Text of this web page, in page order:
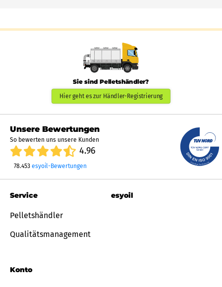
Sie sind Pelletshändler?
Hier geht es zur Händler-Registrierung
Unsere Bewertungen
So bewerten uns unsere Kunden
4.96
78.453 esyoil-Bewertungen
Service
Pelletshändler
Qualitätsmanagement
Konto
esyoil